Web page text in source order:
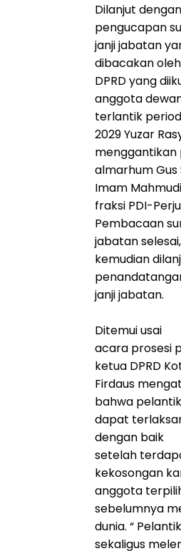
Dilanjut dengan
pengucapan
janji jabatan
dibacakan
DPRD yang
anggota
terlantik
2029 Yuzar
menggantikan
almarhum Gus
Imam
fraksi PDI-
Pembacaan
jabatan selesai,
kemudian
janji jabatan.
Ditemui usai
acara prosesi
ketua DPRD
Firdaus
bahwa
dapat
dengan baik
setelah
kekosongan
anggota
sebelumnya
dunia. “
sekaligus